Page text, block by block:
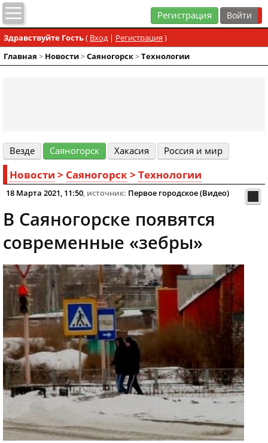
Регистрация
Здравствуйте Гость( Вход| Регистрация )
Главная > Новости>Cаяногорск>Технологии
Везде Cаяногорск Хакасия Россия и мир
Новости > Cаяногорск> Технологии
18 Марта 2021, 11:50, источник: Первое городское (Видео)
В Саяногорске появятся
современные «зебры»